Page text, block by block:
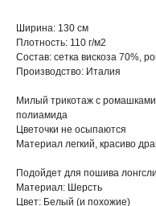
Ширина: 130 см
Плотность: 110 г/м2
Состав: сетка вискоза 70%,
Производство: Италия
Милый трикотаж с
полиамида
Цветочки не осыпаются
Материал легкий, красиво
Подойдет для пошива
Материал: Шерсть
Цвет: Белый (и похожие)